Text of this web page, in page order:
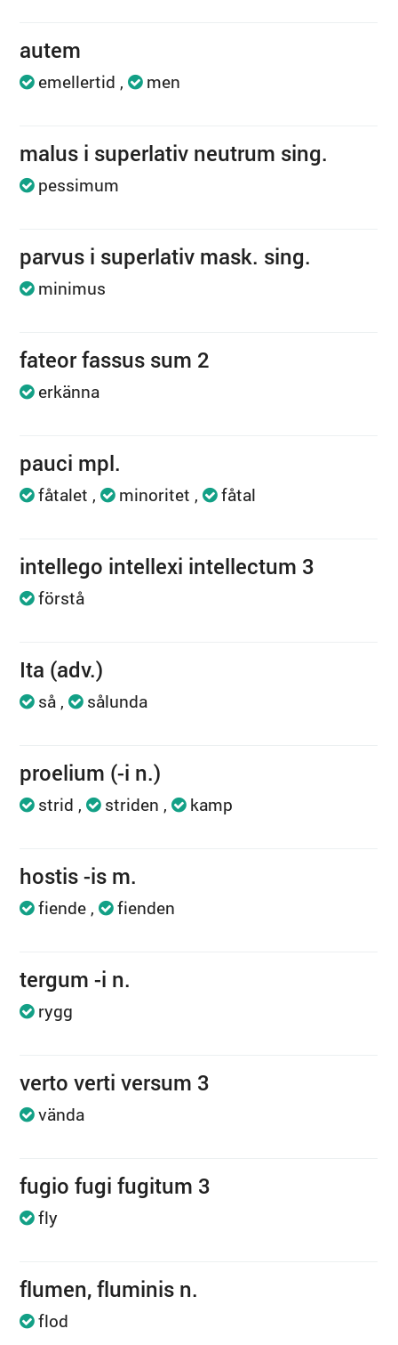
autem
emellertid men
malus i superlativ neutrum sing.
pessimum
parvus i superlativ mask. sing.
minimus
fateor fassus sum 2
erkänna
pauci mpl.
fåtalet minoritet fåtal
intellego intellexi intellectum 3
förstå
Ita (adv.)
så sålunda
proelium (-i n.)
strid striden kamp
hostis -is m.
fiende fienden
tergum -i n.
rygg
verto verti versum 3
vända
fugio fugi fugitum 3
fly
flumen, fluminis n.
flod